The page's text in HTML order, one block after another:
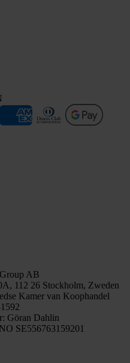
AB
112 26 Stockholm, Zweden
Kamer van Koophandel
Göran Dahlin
SE556763159201